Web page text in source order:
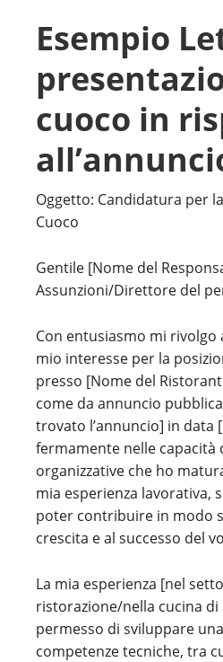
Esempio
cuoco in
Oggetto: Candidatura per
Cuoco
Gentile [Nome del
Assunzioni/Direttore del
Con entusiasmo mi rivolgo
mio interesse per la
presso [Nome del
come da annuncio
trovato l’annuncio] in data
fermamente nelle capacità
organizzative che ho
mia esperienza lavorativa,
poter contribuire in modo
crescita e al successo del
La mia esperienza [nel
ristorazione/nella cucina
permesso di sviluppare
competenze tecniche, tra